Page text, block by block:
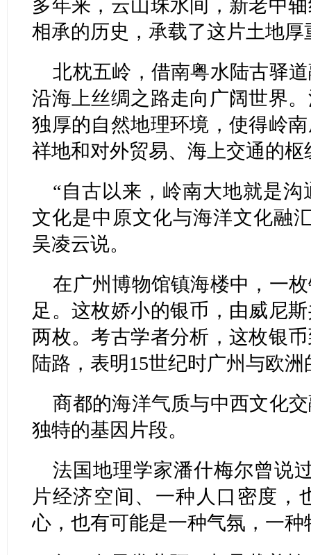
多年来，云山珠水间，新老中
相承的历史，承载了这片土地
北枕五岭，借南粤水陆古驿
沿海上丝绸之路走向广阔世界
独厚的自然地理环境，使得岭
祥地和对外贸易、海上交通的枢
“自古以来，岭南大地就是
文化是中原文化与海洋文化融
吴凌云说。
在广州博物馆镇海楼中，一
足。这枚娇小的银币，由威尼
两枚。考古学者分析，这枚银
陆路，表明15世纪时广州与欧
商都的海洋气质与中西文化
独特的基因片段。
法国地理学家潘什梅尔曾说
片经济空间、一种人口密度，
心，也有可能是一种气氛，一种